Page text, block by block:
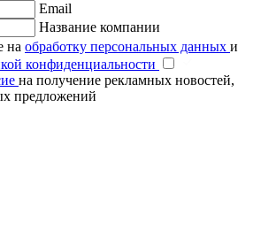
Email
Название компании
на обработку персональных данных и
конфиденциальности
на получение рекламных новостей,
предложений